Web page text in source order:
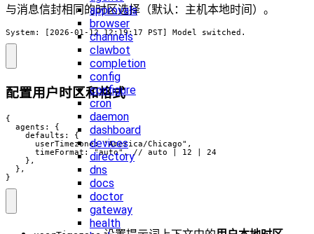
approvals
browser
channels
clawbot
completion
config
configure
cron
daemon
dashboard
devices
directory
dns
docs
doctor
gateway
health
与消息信封相同的时区选择（默认：主机本地时间）。
System: [2026-01-12 12:19:17 PST] Model switched.
配置用户时区和格式
{
  agents: {
    defaults: {
      userTimezone: "America/Chicago",
      timeFormat: "auto", // auto | 12 | 24
    },
  },
}